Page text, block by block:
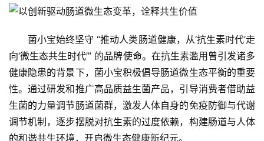
菌小宝始终坚守 “推动人类肠道健康，从‘抗生素时代’走
向‘微生态共生时代’” 的品牌使命。在抗生素滥用曾引发诸多
健康隐患的背景下，菌小宝积极倡导肠道微生态平衡的重要
性。通过研发和推广高品质益生菌产品，引导消费者借助益
生菌的力量调节肠道菌群，激发人体自身的免疫防御与代谢
调节机制，逐步摆脱对抗生素的过度依赖，构建肠道与人体
的和谐共生环境，开启微生态健康新纪元。